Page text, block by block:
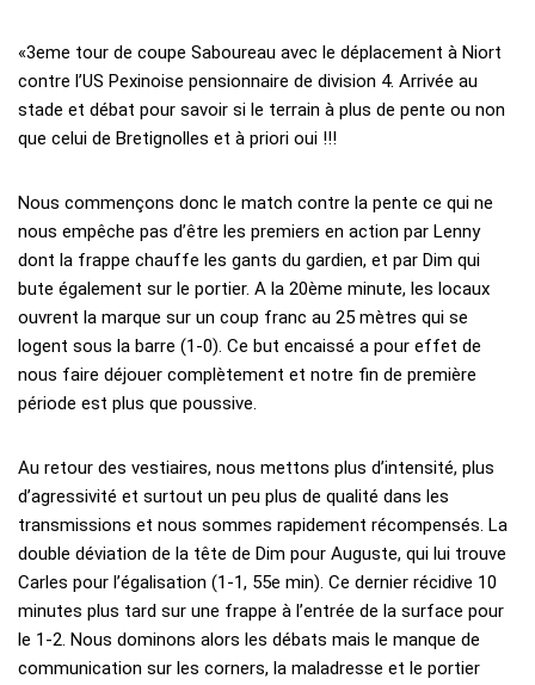
«3eme tour de coupe Saboureau avec le déplacement à Niort
contre l’US Pexinoise pensionnaire de division 4. Arrivée au
stade et débat pour savoir si le terrain à plus de pente ou non
que celui de Bretignolles et à priori oui !!!
Nous commençons donc le match contre la pente ce qui ne
nous empêche pas d’être les premiers en action par Lenny
dont la frappe chauffe les gants du gardien, et par Dim qui
bute également sur le portier. A la 20ème minute, les locaux
ouvrent la marque sur un coup franc au 25 mètres qui se
logent sous la barre (1-0). Ce but encaissé a pour effet de
nous faire déjouer complètement et notre fin de première
période est plus que poussive.
Au retour des vestiaires, nous mettons plus d’intensité, plus
d’agressivité et surtout un peu plus de qualité dans les
transmissions et nous sommes rapidement récompensés. La
double déviation de la tête de Dim pour Auguste, qui lui trouve
Carles pour l’égalisation (1-1, 55e min). Ce dernier récidive 10
minutes plus tard sur une frappe à l’entrée de la surface pour
le 1-2. Nous dominons alors les débats mais le manque de
communication sur les corners, la maladresse et le portier